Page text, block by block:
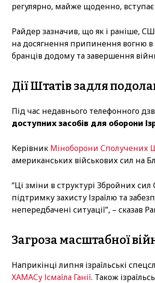
регулярно, майже щоденно,
Райдер зазначив, що як і раніше,
на досягнення припинення вогню в
бранців додому та завершення
Дії Штатів задля
Під час недавнього телефонного
доступних засобів для оборони
Керівник Міноборони Сполучених
американських військових сил на
“Ці зміни в структурі Збройних
підтримку захисту Ізраїлю та
непередбачені ситуації”, – сказав
Загроза масштабної
Наприкінці липня ізраїльські
ХАМАСу Ісмаїла Ганії. Також